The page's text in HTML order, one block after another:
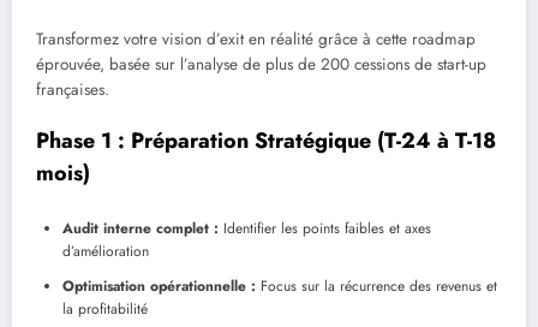
Transformez votre vision d’exit en réalité grâce à cette roadmap
éprouvée, basée sur l’analyse de plus de 200 cessions de start-up
françaises.
Phase 1 : Préparation Stratégique (T-24 à T-18
mois)
Audit interne complet : Identifier les points faibles et axes
d’amélioration
Optimisation opérationnelle : Focus sur la récurrence des revenus et
la profitabilité